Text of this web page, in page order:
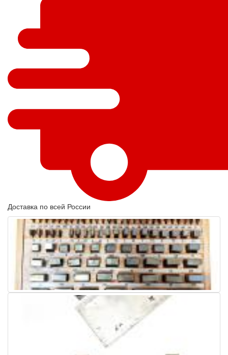
Доставка по всей России